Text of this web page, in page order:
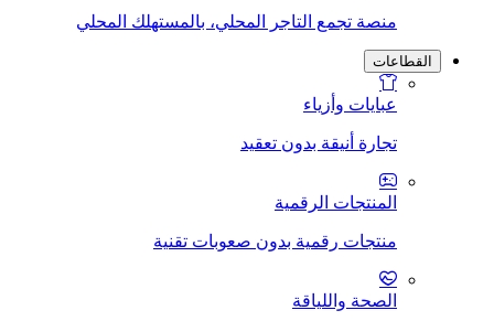
منصة تجمع التاجر المحلي، بالمستهلك المحلي
القطاعات
عبايات وأزياء
تجارة أنيقة بدون تعقيد
المنتجات الرقمية
منتجات رقمية بدون صعوبات تقنية
الصحة واللياقة